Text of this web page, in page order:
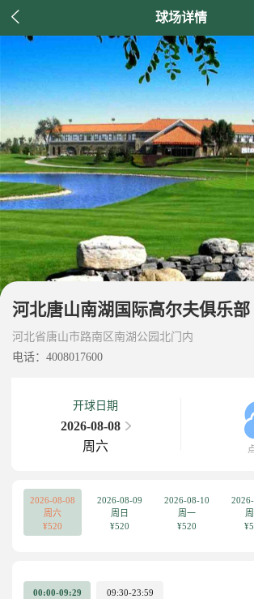
 球场详情
河北唐山南湖国际高尔夫俱乐部
河北省唐山市路南区南湖公园北门内
电话：4008017600
开球日期
2026-08-08
周六
2026-08-08
周六
¥520
2026-08-09
周日
¥520
2026-08-10
周一
¥520
00:00-09:29
09:30-23:59